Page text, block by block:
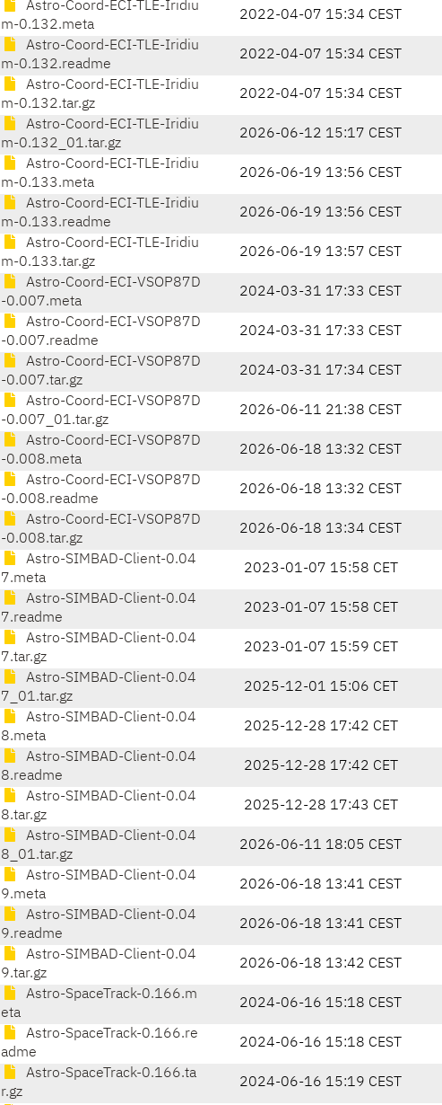
Astro-Coord-ECI-TLE-Iridiu
m-0.132.meta
2022-04-07 15:34 CEST
Astro-Coord-ECI-TLE-Iridiu
m-0.132.readme
2022-04-07 15:34 CEST
Astro-Coord-ECI-TLE-Iridiu
m-0.132.tar.gz
2022-04-07 15:34 CEST
Astro-Coord-ECI-TLE-Iridiu
m-0.132_01.tar.gz
2026-06-12 15:17 CEST
Astro-Coord-ECI-TLE-Iridiu
m-0.133.meta
2026-06-19 13:56 CEST
Astro-Coord-ECI-TLE-Iridiu
m-0.133.readme
2026-06-19 13:56 CEST
Astro-Coord-ECI-TLE-Iridiu
m-0.133.tar.gz
2026-06-19 13:57 CEST
Astro-Coord-ECI-VSOP87D
-0.007.meta
2024-03-31 17:33 CEST
Astro-Coord-ECI-VSOP87D
-0.007.readme
2024-03-31 17:33 CEST
Astro-Coord-ECI-VSOP87D
-0.007.tar.gz
2024-03-31 17:34 CEST
Astro-Coord-ECI-VSOP87D
-0.007_01.tar.gz
2026-06-11 21:38 CEST
Astro-Coord-ECI-VSOP87D
-0.008.meta
2026-06-18 13:32 CEST
Astro-Coord-ECI-VSOP87D
-0.008.readme
2026-06-18 13:32 CEST
Astro-Coord-ECI-VSOP87D
-0.008.tar.gz
2026-06-18 13:34 CEST
Astro-SIMBAD-Client-0.04
7.meta
2023-01-07 15:58 CET
Astro-SIMBAD-Client-0.04
7.readme
2023-01-07 15:58 CET
Astro-SIMBAD-Client-0.04
7.tar.gz
2023-01-07 15:59 CET
Astro-SIMBAD-Client-0.04
7_01.tar.gz
2025-12-01 15:06 CET
Astro-SIMBAD-Client-0.04
8.meta
2025-12-28 17:42 CET
Astro-SIMBAD-Client-0.04
8.readme
2025-12-28 17:42 CET
Astro-SIMBAD-Client-0.04
8.tar.gz
2025-12-28 17:43 CET
Astro-SIMBAD-Client-0.04
8_01.tar.gz
2026-06-11 18:05 CEST
Astro-SIMBAD-Client-0.04
9.meta
2026-06-18 13:41 CEST
Astro-SIMBAD-Client-0.04
9.readme
2026-06-18 13:41 CEST
Astro-SIMBAD-Client-0.04
9.tar.gz
2026-06-18 13:42 CEST
Astro-SpaceTrack-0.166.m
eta
2024-06-16 15:18 CEST
Astro-SpaceTrack-0.166.re
adme
2024-06-16 15:18 CEST
Astro-SpaceTrack-0.166.ta
r.gz
2024-06-16 15:19 CEST